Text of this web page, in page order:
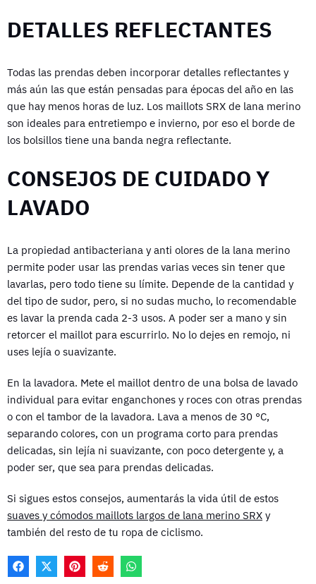
DETALLES REFLECTANTES
Todas las prendas deben incorporar detalles reflectantes y
más aún las que están pensadas para épocas del año en las
que hay menos horas de luz. Los maillots SRX de lana merino
son ideales para entretiempo e invierno, por eso el borde de
los bolsillos tiene una banda negra reflectante.
CONSEJOS DE CUIDADO Y
LAVADO
La propiedad antibacteriana y anti olores de la lana merino
permite poder usar las prendas varias veces sin tener que
lavarlas, pero todo tiene su límite. Depende de la cantidad y
del tipo de sudor, pero, si no sudas mucho, lo recomendable
es lavar la prenda cada 2-3 usos. A poder ser a mano y sin
retorcer el maillot para escurrirlo. No lo dejes en remojo, ni
uses lejía o suavizante.
En la lavadora. Mete el maillot dentro de una bolsa de lavado
individual para evitar enganchones y roces con otras prendas
o con el tambor de la lavadora. Lava a menos de 30 °C,
separando colores, con un programa corto para prendas
delicadas, sin lejía ni suavizante, con poco detergente y, a
poder ser, que sea para prendas delicadas.
Si sigues estos consejos, aumentarás la vida útil de estos
suaves y cómodos maillots largos de lana merino SRX y
también del resto de tu ropa de ciclismo.
F
P
R